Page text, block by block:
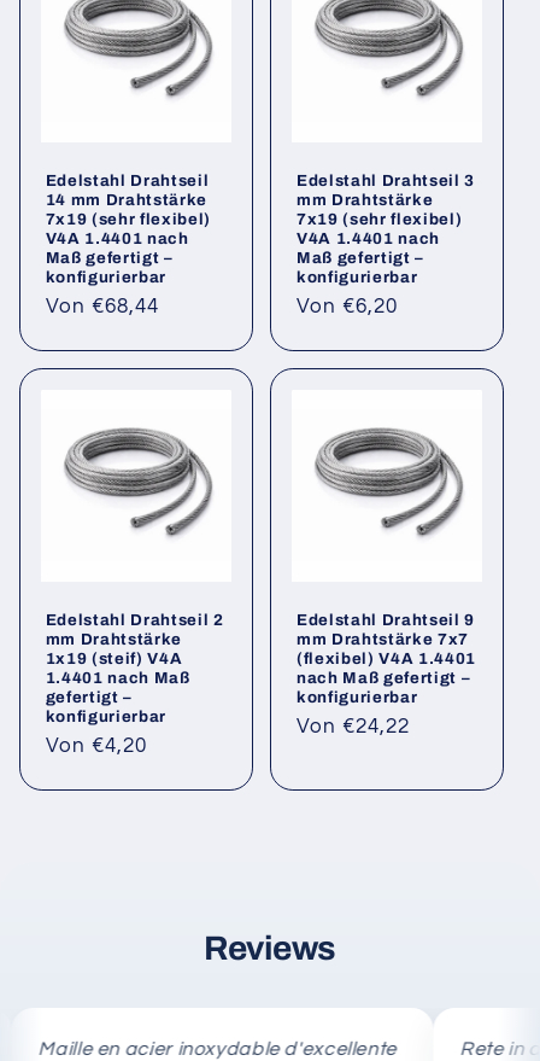
Edelstahl Drahtseil
14 mm Drahtstärke
7x19 (sehr flexibel)
V4A 1.4401 nach
Maß gefertigt –
konfigurierbar
Normaler
Von €68,44
Edelstahl Drahtseil 3
mm Drahtstärke
7x19 (sehr flexibel)
V4A 1.4401 nach
Maß gefertigt –
konfigurierbar
Normaler
Von €6,20
Edelstahl Drahtseil 2
mm Drahtstärke
1x19 (steif) V4A
1.4401 nach Maß
gefertigt –
konfigurierbar
Normaler
Von €4,20
Edelstahl Drahtseil 9
mm Drahtstärke 7x7
(flexibel) V4A 1.4401
nach Maß gefertigt –
konfigurierbar
Normaler
Von €24,22
Reviews
en acier inoxydable d'excellente
Rete in